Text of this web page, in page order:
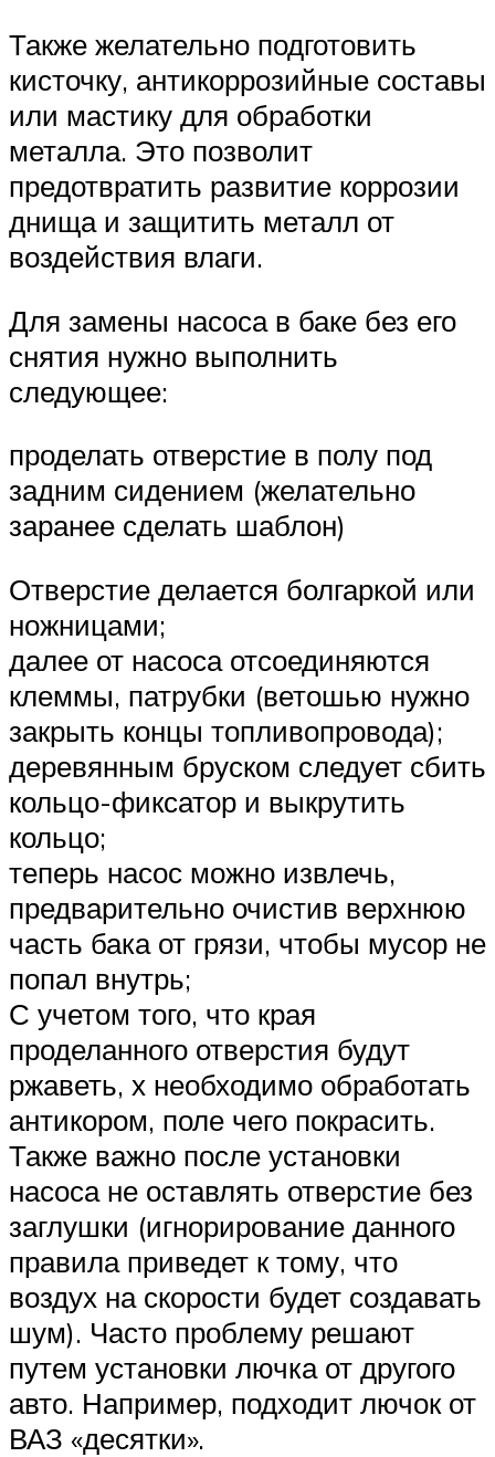
Также желательно подготовить
кисточку, антикоррозийные составы
или мастику для обработки
металла. Это позволит
предотвратить развитие коррозии
днища и защитить металл от
воздействия влаги.
Для замены насоса в баке без его
снятия нужно выполнить
следующее:
проделать отверстие в полу под
задним сидением (желательно
заранее сделать шаблон)
Отверстие делается болгаркой или
ножницами;
далее от насоса отсоединяются
клеммы, патрубки (ветошью нужно
закрыть концы топливопровода);
деревянным бруском следует сбить
кольцо-фиксатор и выкрутить
кольцо;
теперь насос можно извлечь,
предварительно очистив верхнюю
часть бака от грязи, чтобы мусор не
попал внутрь;
С учетом того, что края
проделанного отверстия будут
ржаветь, х необходимо обработать
антикором, поле чего покрасить.
Также важно после установки
насоса не оставлять отверстие без
заглушки (игнорирование данного
правила приведет к тому, что
воздух на скорости будет создавать
шум). Часто проблему решают
путем установки лючка от другого
авто. Например, подходит лючок от
ВАЗ «десятки».